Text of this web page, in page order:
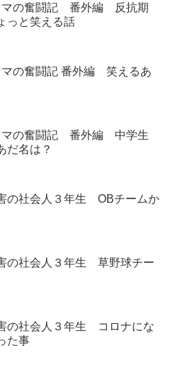
マの奮闘記 番外編 反抗期
っと笑える話
マの奮闘記 番外編 笑えるあ
マの奮闘記 番外編 中学生
だ名は？
の社会人３年生 OBチームか
の社会人３年生 草野球チー
の社会人３年生 コロナにな
た事